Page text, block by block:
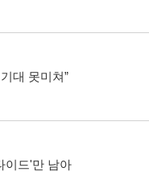
대 못미쳐”
이드'만 남아